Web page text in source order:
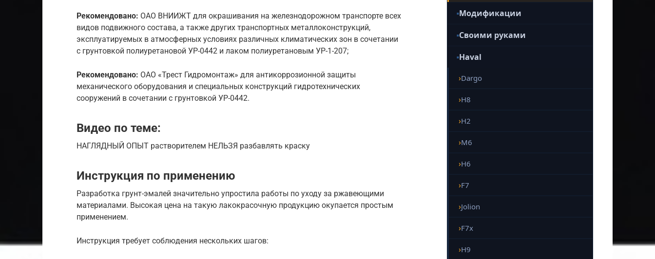
Рекомендовано: ОАО ВНИИЖТ для окрашивания на железнодорожном транспорте всех
видов подвижного состава, а также других транспортных металлоконструкций,
эксплуатируемых в атмосферных условиях различных климатических зон в сочетании
с грунтовкой полиуретановой УР-0442 и лаком полиуретановым УР-1-207;
Рекомендовано: ОАО «Трест Гидромонтаж» для антикоррозионной защиты
механического оборудования и специальных конструкций гидротехнических
сооружений в сочетании с грунтовкой УР-0442.
Видео по теме:
НАГЛЯДНЫЙ ОПЫТ растворителем НЕЛЬЗЯ разбавлять краску
Инструкция по применению
Разработка грунт-эмалей значительно упростила работы по уходу за ржавеющими
материалами. Высокая цена на такую лакокрасочную продукцию окупается простым
применением.
Инструкция требует соблюдения нескольких шагов:
Модификации
Своими руками
Haval
Dargo
H8
H2
M6
H6
F7
Jolion
F7x
H9